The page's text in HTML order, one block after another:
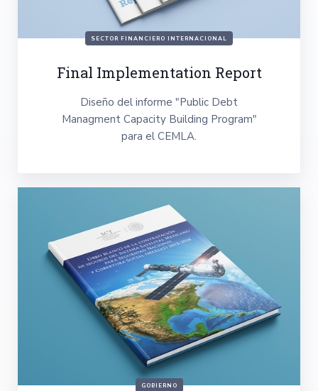
SECTOR FINANCIERO INTERNACIONAL
Final Implementation Report
Diseño del informe "Public Debt
Managment Capacity Building Program"
para el CEMLA.
GOBIERNO